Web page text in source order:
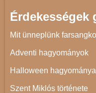
Érdekességek
Mit ünneplünk
Adventi hagyományok
Halloween hagyománya
Szent Miklós története